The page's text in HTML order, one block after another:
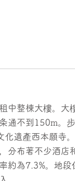
中整棟大樓。大
通不到150m。步
遺產西本願寺。
分布著不少酒店
約為7.3%。地段